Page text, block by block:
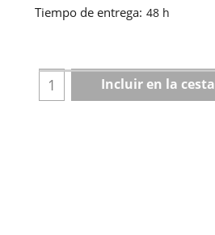
Tiempo de entrega: 48 h
Incluir en la cesta